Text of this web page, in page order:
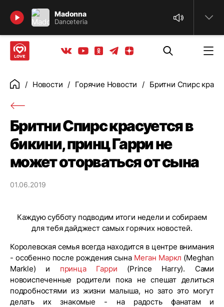
Madonna
Danceteria
Найти
Вконтакте
YoutubeОдноклассники
ТелеграмЯндекс дзен
ГлавнаяНовости Горячие Новости Бритни Спирс
Бритни Спирс красуется в
бикини, принц Гарри не
может оторваться от сына
01.06.2019
Каждую субботу подводим итоги недели и собираем
для тебя дайджест самых горячих новостей.
Королевская семья всегда находится в центре внимания
- особенно после рождения сына Меган Маркл (Meghan
Markle) и принца Гарри (Prince Harry). Сами
новоиспеченные родители пока не спешат делиться
подробностями из жизни малыша, но зато это могут
делать их знакомые - на радость фанатам и